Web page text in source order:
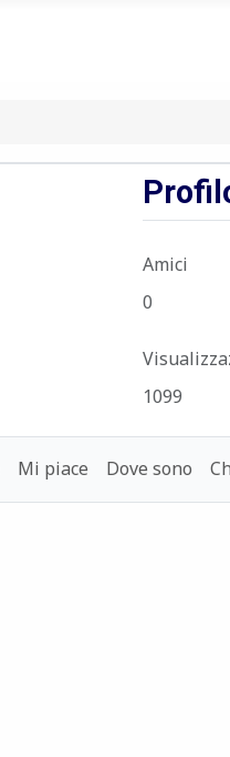
Amici
0
1099
Mi piace Dove sono